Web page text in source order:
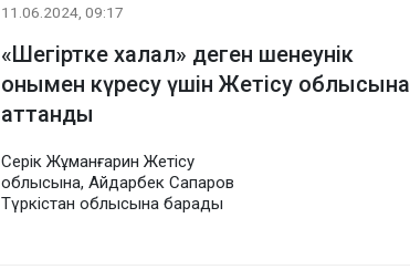
11.06.2024, 09:17
«Шегіртке халал» деген шенеунік
онымен күресу үшін Жетісу облысына
аттанды
Серік Жұманғарин Жетісу
облысына, Айдарбек Сапаров
Түркістан облысына барады